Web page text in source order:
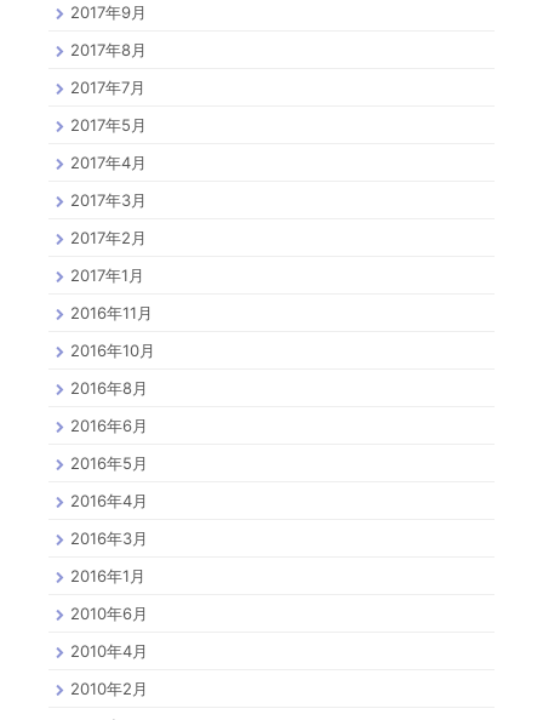
2017年9月
2017年8月
2017年7月
2017年5月
2017年4月
2017年3月
2017年2月
2017年1月
2016年11月
2016年10月
2016年8月
2016年6月
2016年5月
2016年4月
2016年3月
2016年1月
2010年6月
2010年4月
2010年2月